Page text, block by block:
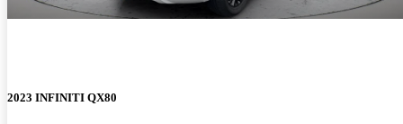
2023 INFINITI QX80